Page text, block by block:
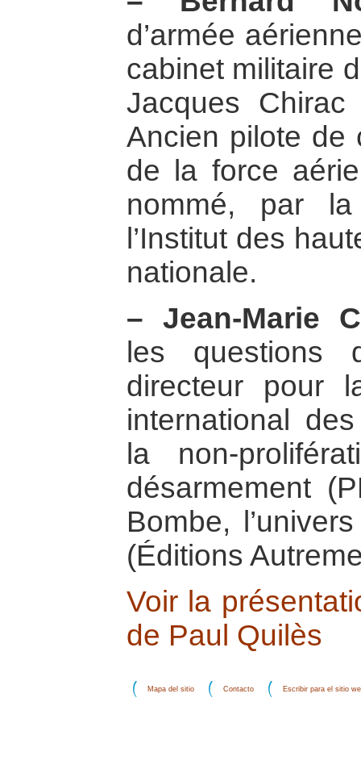
d’armée
cabinet militaire
Jacques
Ancien pilote de
de la force
nommé, par
l’Institut des
nationale.
–
Jean-Marie
les questions
directeur pour
international
la non-
désarmement
Bombe,
(Éditions
Voir la
de Paul Quilès
Mapa del sitio Contacto Escribir para el sitio